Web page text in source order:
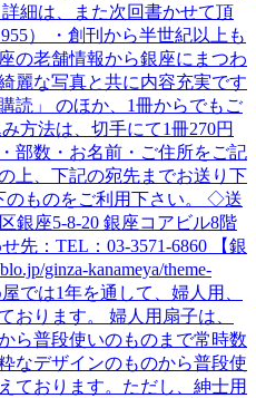
細は、また次回書かせて頂
） ・創刊から半世紀以上も
の老舗情報から銀座にまつわ
麗な写真と共に内容充実です
読」 のほか、1冊からでもご
方法は、切手にて1冊270円
部数・お名前・ご住所をご記
上、下記の宛先までお送り下
のものをご利用下さい。 ◇送
銀座5-8-20 銀座コアビル8階
先：TEL：03-3571-6860 【銀
ginza-kanameya/theme-
では1年を通して、婦人用、
おります。 婦人用扇子は、
ら普段使いのものまで常時数
なデザインのものから普段使
ております。ただし、紳士用